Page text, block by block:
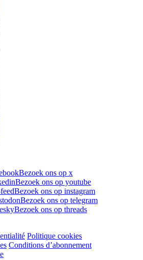
Bezoek ons op x
Bezoek ons op youtube
Bezoek ons op instagram
Bezoek ons op telegram
Bezoek ons op threads
Politique cookies
Conditions d’abonnement